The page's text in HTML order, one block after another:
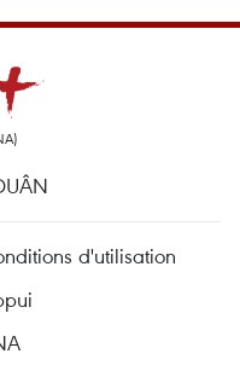
d'utilisation